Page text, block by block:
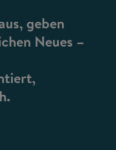
geben
Neues –